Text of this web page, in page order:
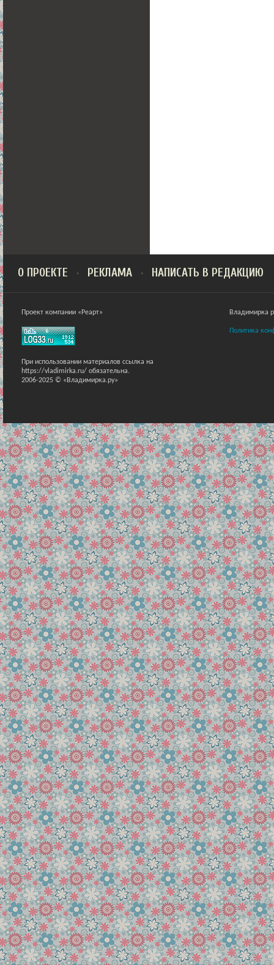
О ПРОЕКТЕ РЕКЛАМА НАПИСАТЬ В РЕДАКЦИЮ
Проект компании «Реарт»
При использовании материалов ссылка на
https://vladimirka.ru/ обязательна.
2006-2025 © «Владимирка.ру»
Владимирка
Политика